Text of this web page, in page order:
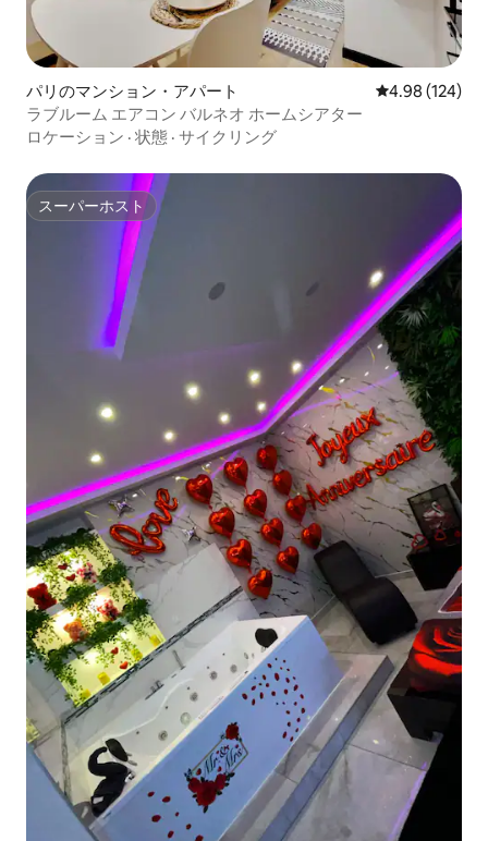
パリのマンション・アパート レビュー124
4.98 (124)
ラブルーム エアコン バルネオ ホームシアター
ロケーション · 状態 · サイクリング
スーパーホスト
スーパーホスト